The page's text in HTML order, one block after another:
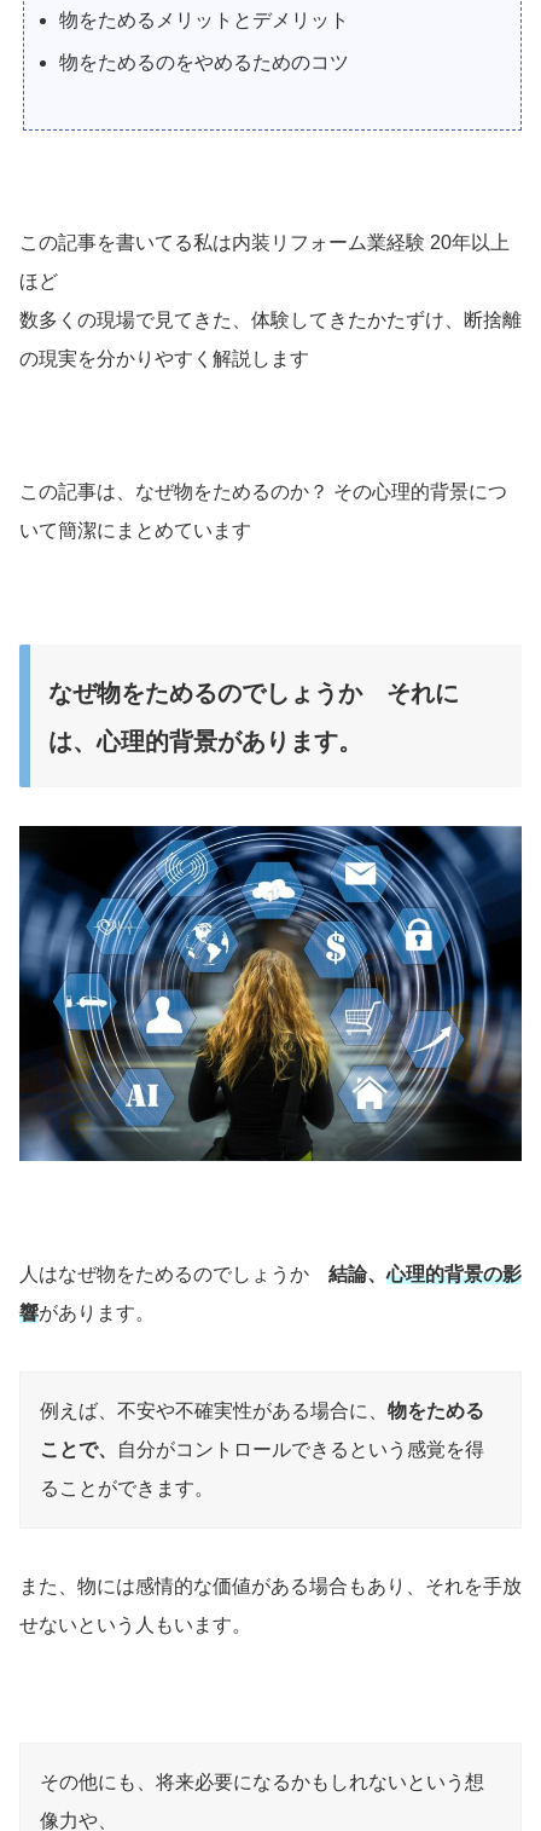
物をためるメリットとデメリット
物をためるのをやめるためのコツ
この記事を書いてる私は内装リフォーム業経験 20年以上
ほど
数多くの現場で見てきた、体験してきたかたずけ、断捨離
の現実を分かりやすく解説します
この記事は、なぜ物をためるのか？ その心理的背景につ
いて簡潔にまとめています
なぜ物をためるのでしょうか それに
は、心理的背景があります。
人はなぜ物をためるのでしょうか 結論、心理的背景の影
響があります。
例えば、不安や不確実性がある場合に、 物をためる
ことで、
自分がコントロールできるという感覚を得
ることができます。
また、物には感情的な価値がある場合もあり、それを手放
せないという人もいます。
その他にも、将来必要になるかもしれないという想
像力や、